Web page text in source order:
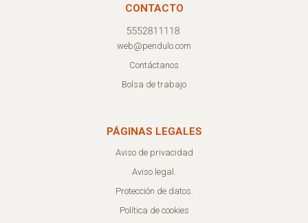
CONTACTO
web@pendulo.com
Contáctanos
Bolsa de trabajo
PÁGINAS LEGALES
Aviso de privacidad
Aviso legal.
Protección de datos.
Política de cookies